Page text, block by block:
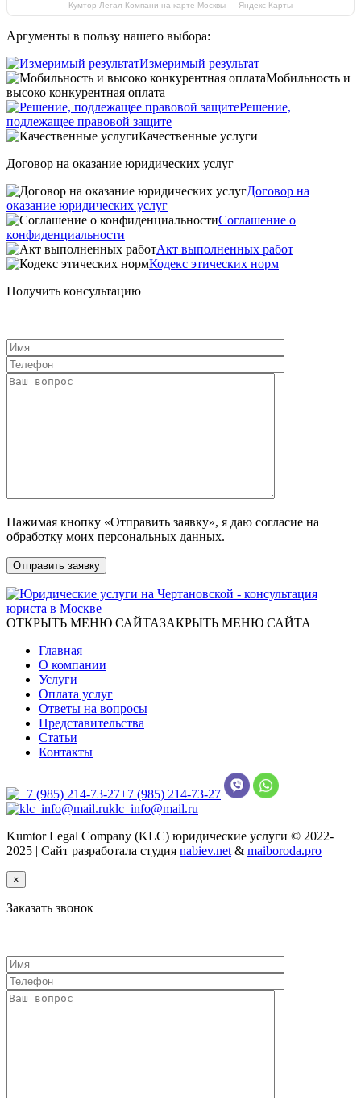
Кумтор Легал Компани на карте Москвы — Яндекс Карты
Аргументы в пользу нашего выбора:
Измеримый результат
Мобильность и
высоко конкурентная оплата
Решение,
подлежащее правовой защите
Качественные услуги
Договор на оказание юридических услуг
Договор на
оказание юридических услуг
Соглашение о
конфиденциальности
Акт выполненных работ
Кодекс этических норм
Получить консультацию
Нажимая кнопку «Отправить заявку», я даю согласие на
обработку моих персональных данных.
ОТКРЫТЬ МЕНЮ САЙТАЗАКРЫТЬ МЕНЮ САЙТА
Главная
О компании
Услуги
Оплата услуг
Ответы на вопросы
Представительства
Статьи
Контакты
+7 (985) 214-73-27
klc_info@mail.ru
Kumtor Legal Company (KLC) юридические услуги © 2022-
2025 | Сайт разработала студия nabiev.net & maiboroda.pro
×
Заказать звонок